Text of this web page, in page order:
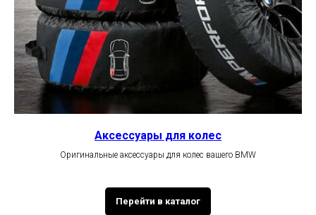
Аксессуары для колес
Оригинальные аксессуары для колес вашего BMW
Перейти в каталог